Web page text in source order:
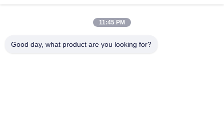
Weiye আন্তর্জাতিক বিল্ডিং, Yixian রোড, ডালি টাউন, Nanhai জেলা, Foshan
11:45 PM
Good day, what product are you looking for?